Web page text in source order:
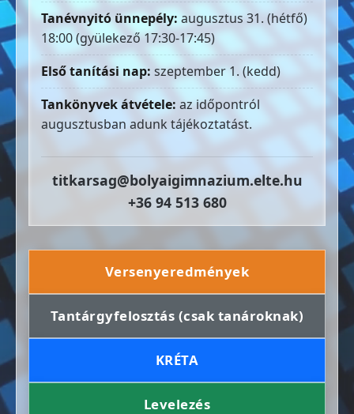
Tanévnyitó ünnepély: augusztus 31. (hétfő)
18:00 (gyülekező 17:30-17:45)
Első tanítási nap: szeptember 1. (kedd)
Tankönyvek átvétele: az időpontról
augusztusban adunk tájékoztatást.
titkarsag@bolyaigimnazium.elte.hu
+36 94 513 680
Versenyeredmények
Tantárgyfelosztás (csak tanároknak)
KRÉTA
Levelezés